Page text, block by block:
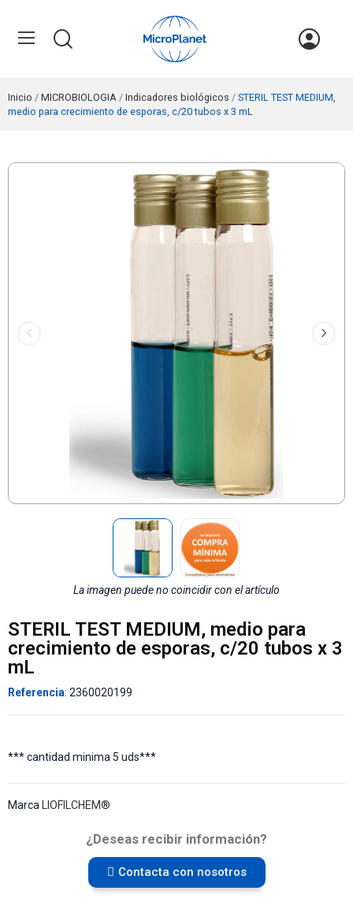
Inicio MICROBIOLOGIA Indicadores biológicos
STERIL TEST MEDIUM,
medio para crecimiento de esporas, c/20 tubos x 3 mL
La imagen puede no coincidir con el artículo
STERIL TEST MEDIUM, medio para
crecimiento de esporas, c/20 tubos x 3
mL
Referencia: 2360020199
*** cantidad minima 5 uds***
Marca LIOFILCHEM®
¿Deseas recibir información?
Contacta con nosotros